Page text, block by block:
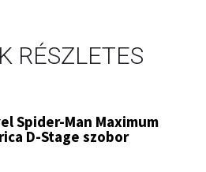
RÉSZLETES
Spider-Man Maximum
D-Stage szobor